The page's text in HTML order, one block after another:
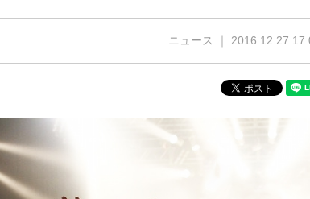
ニュース ｜ 2016.12.27